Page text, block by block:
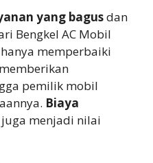
yang bagusdan
Bengkel AC Mobil
memperbaiki
pemilik mobil
Biaya
juga menjadi nilai